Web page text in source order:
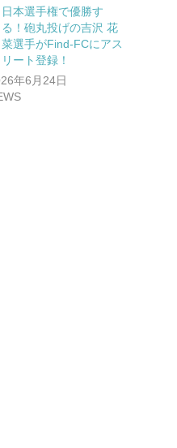
日本選手権で優勝す
る！砲丸投げの吉沢 花
菜選手がFind-FCにアス
リート登録！
年6月24日